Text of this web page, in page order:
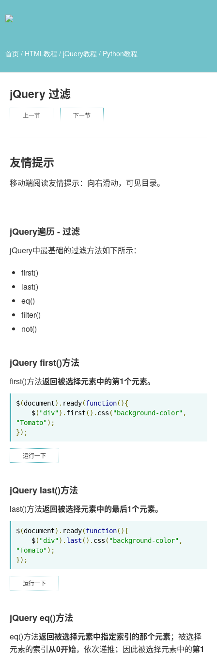
首页 / HTML教程 /jQuery教程 / Python教程
jQuery 过滤
上一节 下一节
友情提示
移动端阅读友情提示：向右滑动，可见目录。
jQuery遍历 - 过滤
jQuery中最基础的过滤方法如下所示：
first()
last()
eq()
filter()
not()
jQuery first()方法
first()方法返回被选择元素中的第1个元素。
$(document). ready(function(){
    $
( "div"). first (). css ( "background-color" ,
"Tomato");
});
运行一下
jQuery last()方法
last()方法返回被选择元素中的最后1个元素。
$(document). ready(function(){
    $
( "div"). last (). css ( "background-color" ,
"Tomato");
});
运行一下
jQuery eq()方法
eq()方法返回被选择元素中指定索引的那个元素；被选择
元素的索引从0开始，依次递推；因此被选择元素中的第1